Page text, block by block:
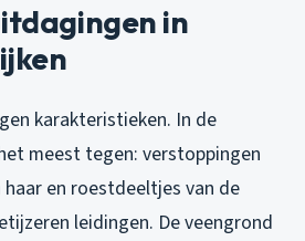
in
karakteristieken. In de
meest tegen: verstoppingen
en roestdeeltjes van de
leidingen. De veengrond